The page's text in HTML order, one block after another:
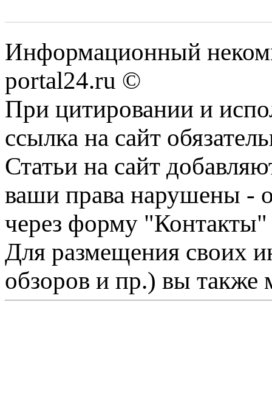
Информационный
portal24.ru ©
При цитировании и
ссылка на сайт
Статьи на сайт
ваши права нарушены -
через форму "Контакты"
Для размещения своих
обзоров и пр.) вы также